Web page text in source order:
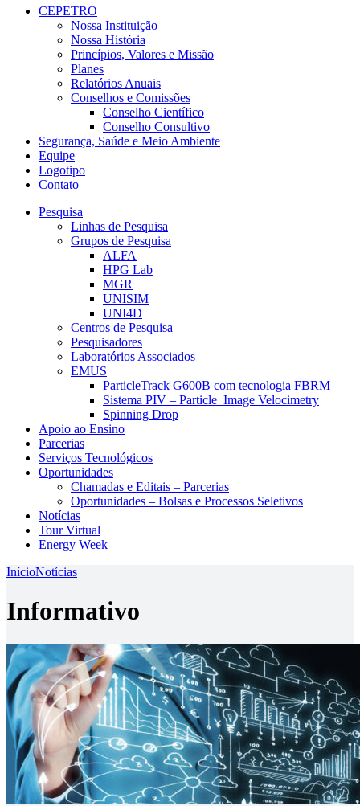
CEPETRO
Nossa Instituição
Nossa História
Princípios, Valores e Missão
Planes
Relatórios Anuais
Conselhos e Comissões
Conselho Científico
Conselho Consultivo
Segurança, Saúde e Meio Ambiente
Equipe
Logotipo
Contato
Pesquisa
Linhas de Pesquisa
Grupos de Pesquisa
ALFA
HPG Lab
MGR
UNISIM
UNI4D
Centros de Pesquisa
Pesquisadores
Laboratórios Associados
EMUS
ParticleTrack G600B com tecnologia FBRM
Sistema PIV – Particle Image Velocimetry
Spinning Drop
Apoio ao Ensino
Parcerias
Serviços Tecnológicos
Oportunidades
Chamadas e Editais – Parcerias
Oportunidades – Bolsas e Processos Seletivos
Notícias
Tour Virtual
Energy Week
InícioNotícias
Informativo